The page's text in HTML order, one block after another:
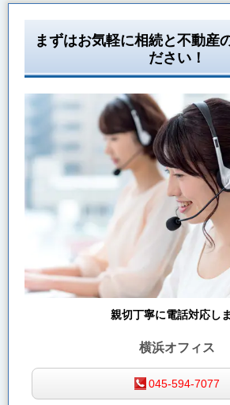
まずはお気軽に相続と不動産
ださい！
親切丁寧に電話対応し
横浜オフィス
045-594-7077